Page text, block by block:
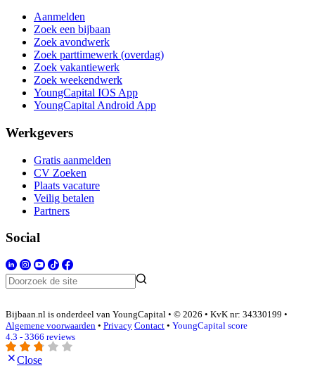
Aanmelden
Zoek een bijbaan
Zoek avondwerk
Zoek parttimewerk (overdag)
Zoek vakantiewerk
Zoek weekendwerk
YoungCapital IOS App
YoungCapital Android App
Werkgevers
Gratis aanmelden
CV Zoeken
Plaats vacature
Veilig betalen
Partners
Social
Bijbaan.nl is onderdeel van YoungCapital • © 2026 • KvK nr: 34330199 •
Algemene voorwaarden • Privacy Contact • YoungCapital score
4.3 - 3366 reviews
Close